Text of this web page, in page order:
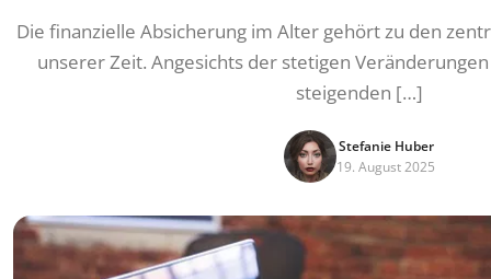
Die finanzielle Absicherung im Alter gehört zu den
unserer Zeit. Angesichts der stetigen
steigenden […]
Stefanie Huber
19. August 2025